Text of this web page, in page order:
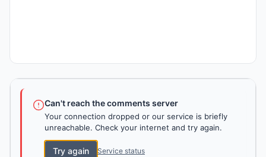
Can't reach the comments server
Your connection dropped or our service is briefly
unreachable. Check your internet and try again.
Try again Service status